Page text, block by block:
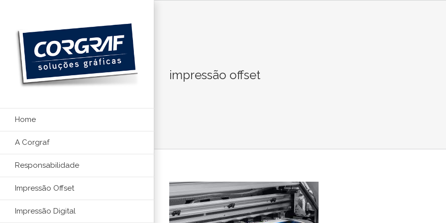
conteúdo
Home
A Corgraf
Responsabilidade
Impressão Offset
Impressão Digital
impressão offset